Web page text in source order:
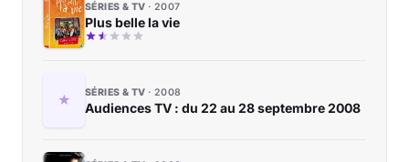
SÉRIES & TV 2007
Plus belle la vie
SÉRIES & TV 2008
Audiences TV : du 22 au 28 septembre 2008